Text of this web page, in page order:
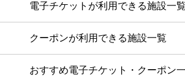
電子チケットが利用できる施設一覧
クーポンが利用できる施設一覧
おすすめ電子チケット・クーポン